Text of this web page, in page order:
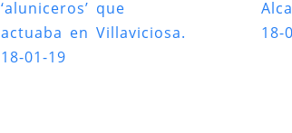
‘aluniceros’ que
actuaba en Villaviciosa.
18-01-19
18-